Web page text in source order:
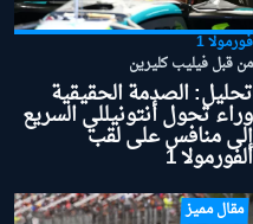
فورمولا 1
من قبل فيليب كليرين
تحليل: الصدمة الحقيقية
وراء تحول أنتونيللي السريع
إلى منافس على لقب
الفورمولا 1
مقال مميز